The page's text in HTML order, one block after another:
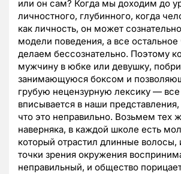
или он сам? Когда мы доходим до
личностного, глубинного, когда
как личность, он может
модели поведения, а все
делаем бессознательно. Поэтому
мужчину в юбке или девушку,
занимающуюся боксом и
грубую нецензурную лексику — все
вписывается в наши
что это неправильно. Возьмем тех
наверняка, в каждой школе есть
который отрастил длинные волосы,
точки зрения окружения
неправильный, и общество